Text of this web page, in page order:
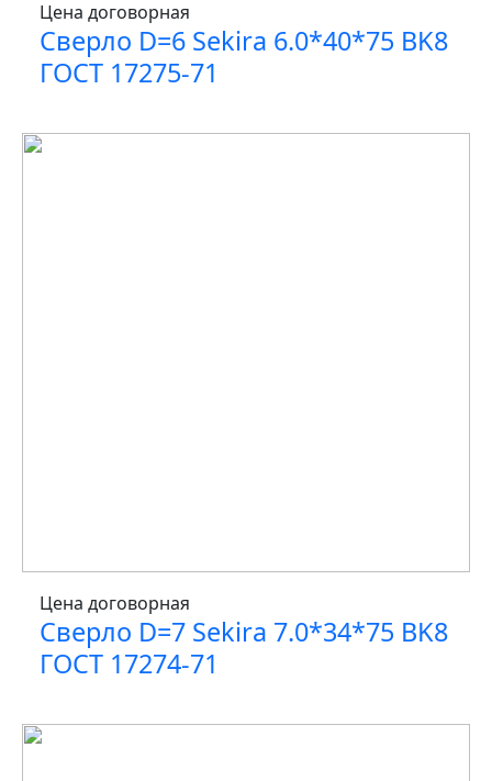
Цена договорная
Сверло D=6 Sekira 6.0*40*75 BK8
ГОСТ 17275-71
Цена договорная
Сверло D=7 Sekira 7.0*34*75 BK8
ГОСТ 17274-71